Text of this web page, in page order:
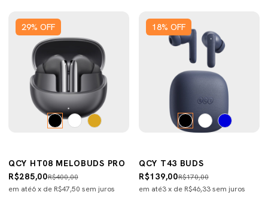
29% OFF
QCY HT08 MELOBUDS PRO
R$400,00
R$285,00
em até6x de R$47,50 sem juros
18% OFF
QCY T43 BUDS
R$170,00
R$139,00
em até3x de R$46,33sem juros